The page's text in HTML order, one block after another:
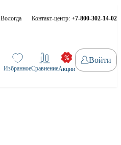
Вологда Контакт-центр: +7-800-302-14-02
ИзбранноеСравнениеАкции
Войти